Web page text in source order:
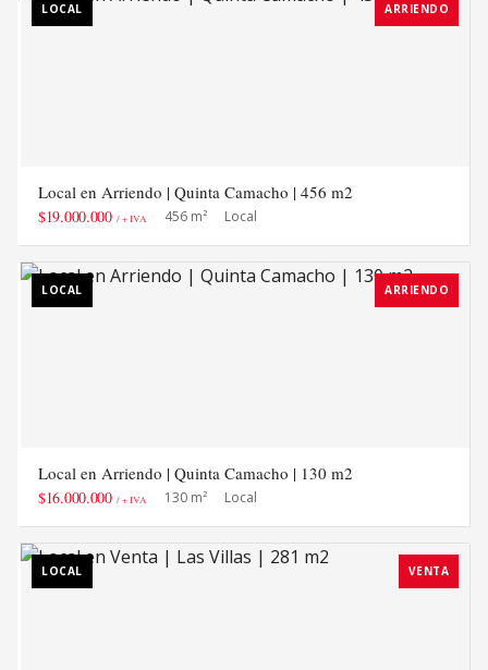
LOCAL ARRIENDO
Local en Arriendo | Quinta Camacho | 456 m2
$19.000.000 / + IVA 456 m² Local
LOCAL ARRIENDO
Local en Arriendo | Quinta Camacho | 130 m2
$16.000.000 / + IVA 130 m² Local
LOCAL VENTA